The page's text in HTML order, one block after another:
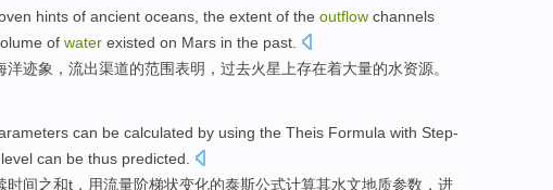
hints of ancient oceans , the extent of the outflow channels
of water existed on Mars in the past
洋迹象 ， 流出渠道的范围表明 ， 过去火星 上存在着大量的水资源。
can be calculated by using the Theis Formula with Step-
level can be thus predicted
时间之和t， 用流量阶梯状变化的泰斯公式计算其水文地质参数 ，进